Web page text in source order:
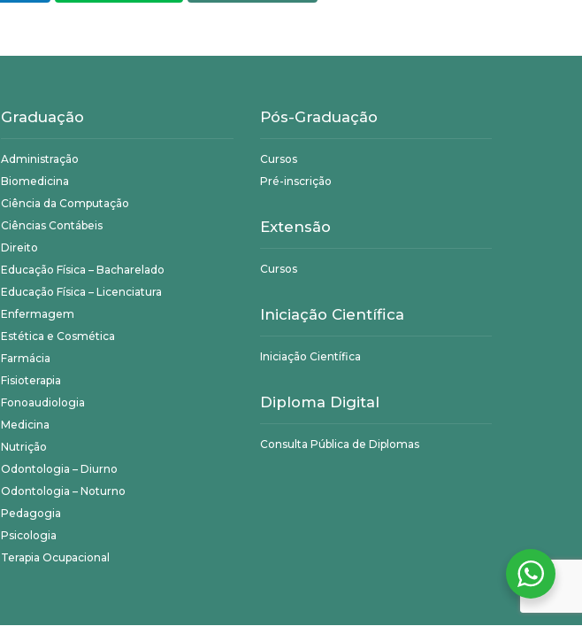
Graduação
Administração
Biomedicina
Ciência da Computação
Ciências Contábeis
Direito
Educação Física – Bacharelado
Educação Física – Licenciatura
Enfermagem
Estética e Cosmética
Farmácia
Fisioterapia
Fonoaudiologia
Medicina
Nutrição
Odontologia – Diurno
Odontologia – Noturno
Pedagogia
Psicologia
Terapia Ocupacional
Pós-Graduação
Cursos
Pré-inscrição
Extensão
Cursos
Iniciação Científica
Iniciação Científica
Diploma Digital
Consulta Pública de Diplomas